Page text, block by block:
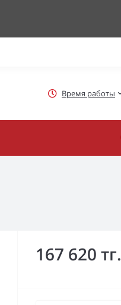
Время работы
167 620 тг.